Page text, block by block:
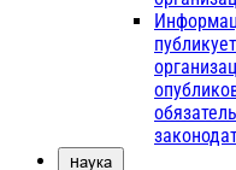
Наука